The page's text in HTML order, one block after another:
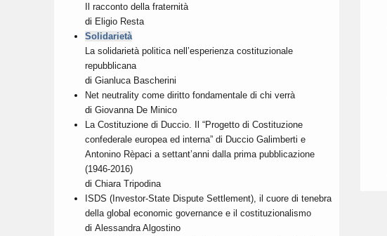
Il racconto della fraternità
di Eligio Resta
Solidarietà
La solidarietà politica nell’esperienza costituzionale
repubblicana
di Gianluca Bascherini
Net neutrality come diritto fondamentale di chi verrà
di Giovanna De Minico
La Costituzione di Duccio. Il “Progetto di Costituzione
confederale europea ed interna” di Duccio Galimberti e
Antonino Rèpaci a settant’anni dalla prima pubblicazione
(1946-2016)
di Chiara Tripodina
ISDS (Investor-State Dispute Settlement), il cuore di tenebra
della global economic governance e il costituzionalismo
di Alessandra Algostino